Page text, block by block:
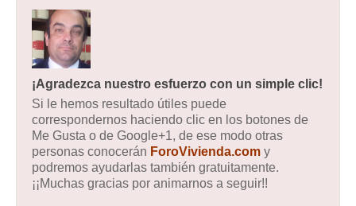
¡Agradezca nuestro esfuerzo con un simple clic!
Si le hemos resultado útiles puede
correspondernos haciendo clic en los botones de
Me Gusta o de Google+1, de ese modo otras
personas conocerán ForoVivienda.com y
podremos ayudarlas también gratuitamente.
¡¡Muchas gracias por animarnos a seguir!!